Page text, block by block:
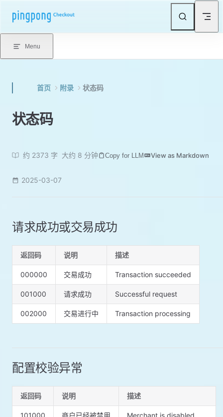
Skip to content
Menu
首页 附录 状态码
状态码
约 2373 字 大约 8 分钟 Copy for LLM View as Markdown
2025-03-07
请求成功或交易成功
返回码 说明 描述
000000 交易成功 Transaction succeeded
001000 请求成功 Successful request
002000 交易进行中 Transaction processing
配置校验异常
返回码 说明 描述